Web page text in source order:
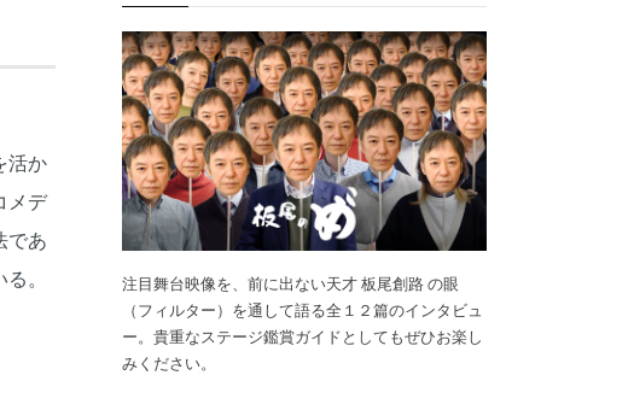
活か
メデ
であ
。
注目舞台映像を、前に出ない天才 板尾創路 の眼
（フィルター）を通して語る全１２篇のインタビュ
ー。貴重なステージ鑑賞ガイドとしてもぜひお楽し
みください。